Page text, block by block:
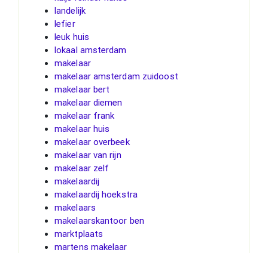
landelijk
lefier
leuk huis
lokaal amsterdam
makelaar
makelaar amsterdam zuidoost
makelaar bert
makelaar diemen
makelaar frank
makelaar huis
makelaar overbeek
makelaar van rijn
makelaar zelf
makelaardij
makelaardij hoekstra
makelaars
makelaarskantoor ben
marktplaats
martens makelaar